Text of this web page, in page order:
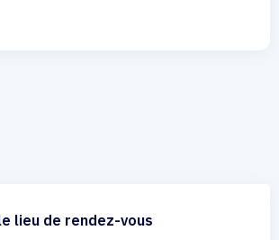
lieu de rendez-vous